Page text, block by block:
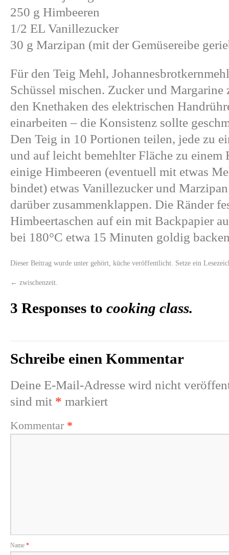
250 g Himbeeren
1/2 EL Vanillezucker
30 g Marzipan (mit der Gemüsereibe
Für den Teig Mehl,
Schüssel mischen. Zucker und
den Knethaken des elektrischen
einarbeiten – die Konsistenz sollte
Den Teig in 10 Portionen teilen, jede zu
und auf leicht bemehlter Fläche zu
einige Himbeeren (eventuell mit etwas
bindet) etwas Vanillezucker und
darüber zusammenklappen. Die Ränder
Himbeertaschen auf ein mit Backpapier
bei 180°C etwa 15 Minuten goldig
Dieser Beitrag wurde unter gehört küche veröffentlicht. Setze ein
← zwischenzeit.
3 Responses to cooking class.
Schreibe einen Kommentar
Deine E-Mail-Adresse wird nicht
sind mit * markiert
Kommentar *
Name *